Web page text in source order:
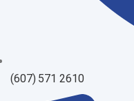
(607) 571 2610